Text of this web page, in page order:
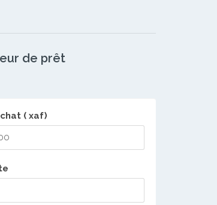
de prêt
( xaf)